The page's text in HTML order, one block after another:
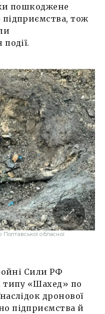
пошкоджене
тож
обласної
Сили РФ
типу «Шахед» по
дронової
підприємства й